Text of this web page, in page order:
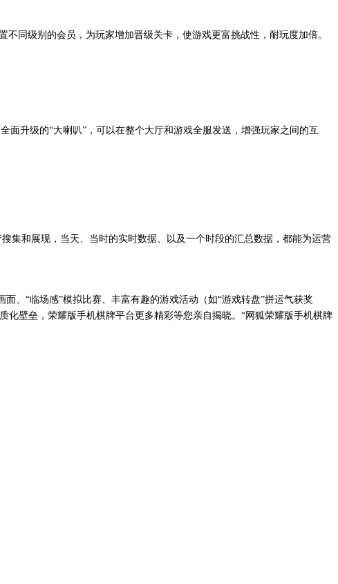
同级别的会员，为玩家增加晋级关卡，使游戏更富挑战性，耐玩度加倍。
面升级的“大喇叭”，可以在整个大厅和游戏全服发送，增强玩家之间的互
集和展现，当天、当时的实时数据、以及一个时段的汇总数据，都能为运营
面、“临场感”模拟比赛、丰富有趣的游戏活动（如“游戏转盘”拼运气获奖
化壁垒，荣耀版手机棋牌平台更多精彩等您亲自揭晓。 “网狐荣耀版手机棋牌